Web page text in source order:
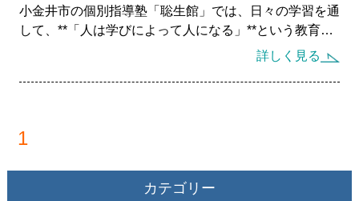
小金井市の個別指導塾「聡生館」では、日々の学習を通
して、**「人は学びによって人になる」**という教育理
断力・自己理解に深く関わり、人生の方向性を左右しま
詳しく見る
1
カテゴリー